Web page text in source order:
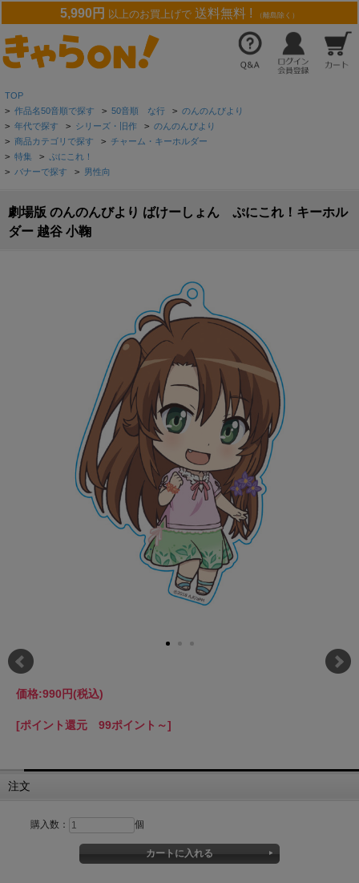
5,990円 以上のお買上げで 送料無料 ! （離島除く）
TOP
> 作品名50音順で探す > 50音順 な行 > のんのんびより
> 年代で探す > シリーズ・旧作 > のんのんびより
> 商品カテゴリで探す > チャーム・キーホルダー
> 特集 > ぷにこれ！
> バナーで探す > 男性向
劇場版 のんのんびより ばけーしょん ぷにこれ！キーホル
ダー 越谷 小鞠
価格:990円(税込)
[ポイント還元 99ポイント～]
注文
購入数： 個